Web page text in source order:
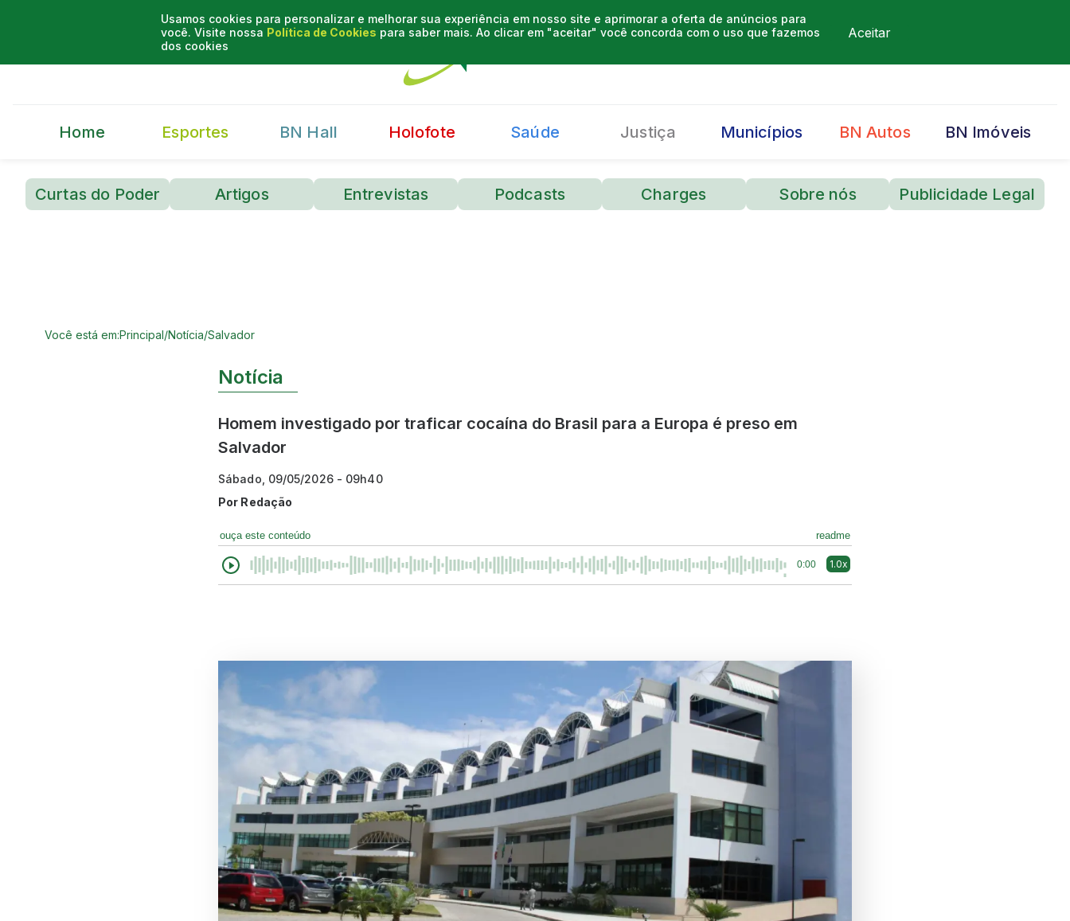
Usamos cookies para personalizar e melhorar sua experiência em nosso site e aprimorar a oferta de anúncios para
você. Visite nossa Política de Cookies para saber mais. Ao clicar em "aceitar" você concorda com o uso que fazemos
dos cookies
Aceitar
Home Esportes BN Hall Holofote Saúde Justiça Municípios BN Autos BN Imóveis
Curtas do Poder Artigos Entrevistas Podcasts Charges Sobre nós Publicidade Legal
Você está em:Principal/Notícia/Salvador
Notícia
Homem investigado por traficar cocaína do Brasil para a Europa é preso em
Salvador
Sábado, 09/05/2026 - 09h40
Por Redação
ouça este conteúdo readme
0:00 1.0x